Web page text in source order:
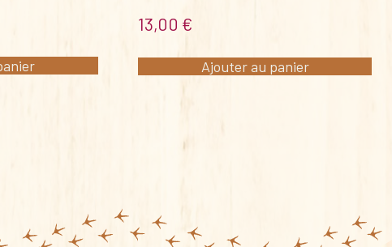
13,00 €
Ajouter au panier